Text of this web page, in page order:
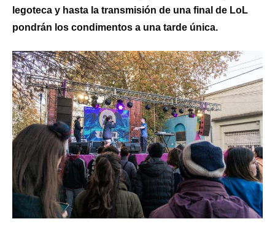
legoteca y hasta la transmisión de una final de LoL
pondrán los condimentos a una tarde única.